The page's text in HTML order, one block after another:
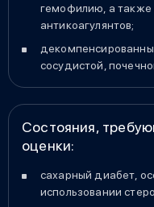
гемофилию, а также
антикоагулянтов;
сосудистой,
Состояния,
оценки:
сахарный диабет,
использовании